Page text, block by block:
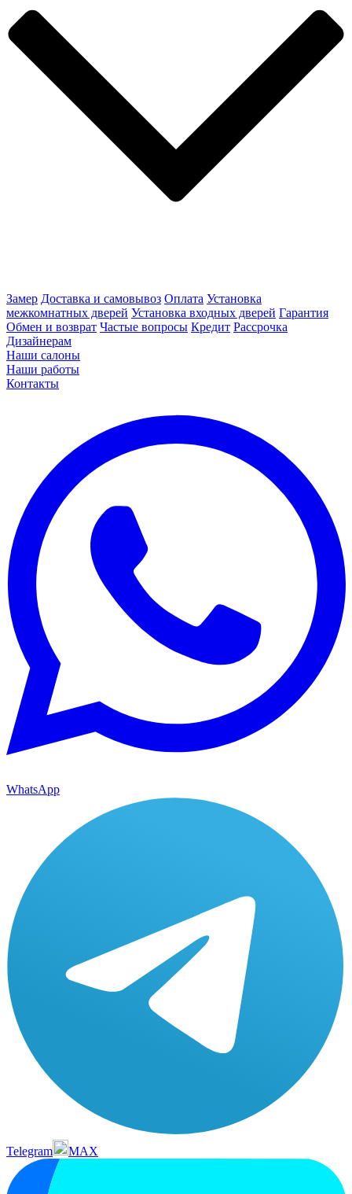
Замер Доставка и самовывоз Оплата Установка
межкомнатных дверей Установка входных дверей Гарантия
Обмен и возврат Частые вопросы Кредит Рассрочка
Дизайнерам
Наши салоны
Наши работы
Контакты
WhatsApp
Telegram MAX